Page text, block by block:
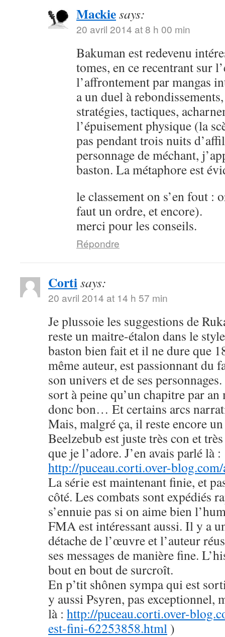
Mackiesays:
20 avril 2014 at 8 h 00 min
Bakuman est redevenu
tomes, en ce recentrant sur
l’affrontement par mangas
a un duel à
stratégies, tactiques,
l’épuisement physique (la
pas pendant trois nuits
personnage de méchant,
baston. La métaphore est
le classement on s’en fout :
faut un ordre, et encore).
merci pour les conseils.
Répondre
Cortisays:
20 avril 2014 at 14 h 57 min
Je plussoie les suggestions de
reste un maitre-étalon dans le
baston bien fait et il ne dure que
même auteur, est passionnant du
son univers et de ses
sort à peine qu’un chapitre par
donc bon… Et certains arcs
Mais, malgré ça, il reste encore
Beelzebub est juste très con et
que je l’adore. J’en avais parlé là :
http://puceau.corti.over-
La série est maintenant finie, et
côté. Les combats sont expédiés
s’ennuie pas si on aime bien
FMA est intéressant aussi. Il y a
détache de l’œuvre et l’auteur
ses messages de manière fine.
bout en bout de surcroît.
En p’tit shônen sympa qui est
y aussi Psyren, pas exceptionnel,
là : http://puceau.corti.over-
est-fini-62253858.html )